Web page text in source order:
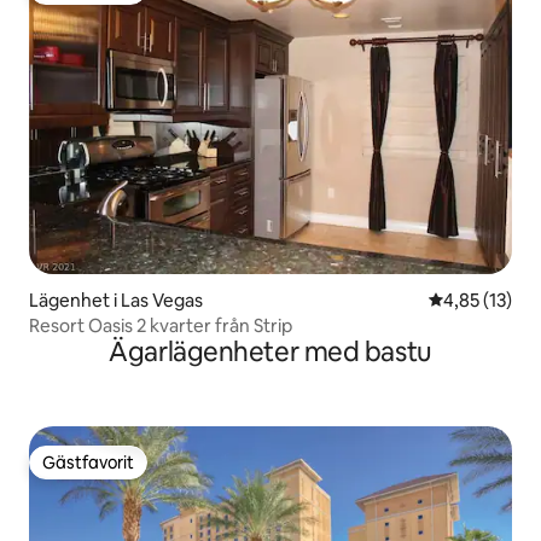
Lägenhet i Las Vegas 4,85 av 5 i
4,85 (13)
Resort Oasis 2 kvarter från Strip
Ägarlägenheter med bastu
Gästfavorit
Gästfavorit